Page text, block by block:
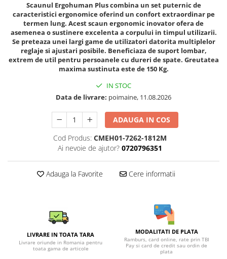
Scaunul Ergohuman Plus combina un set puternic de
caracteristici ergonomice oferind un confort extraordinar pe
termen lung. Acest scaun ergonomic inovator ofera de
asemenea o sustinere excelenta a corpului in timpul utilizarii.
Se preteaza unei largi game de utilizatori datorita multiplelor
reglaje si ajustari posibile. Beneficiaza de suport lombar,
extrem de util pentru persoanele cu dureri de spate. Greutatea
maxima sustinuta este de 150 Kg.
IN STOC
Data de livrare: poimaine, 11.08.2026
ADAUGA IN COS
Cod Produs: CMEH01-7262-1812M
Ai nevoie de ajutor? 0720796351
Adauga la Favorite Cere informatii
LIVRARE IN TOATA TARA
Livrare oriunde in Romania pentru
toata gama de articole
MODALITATI DE PLATA
Ramburs, card online, rate prin TBI
Pay si card de credit sau ordin de
plata